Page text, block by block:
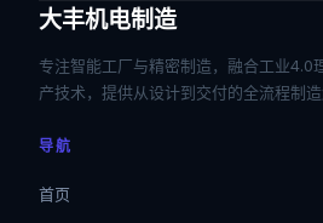
大丰机电制造
专注智能工厂与精密制造，融合工业4.0
产技术，提供从设计到交付的全流程制造
导航
首页